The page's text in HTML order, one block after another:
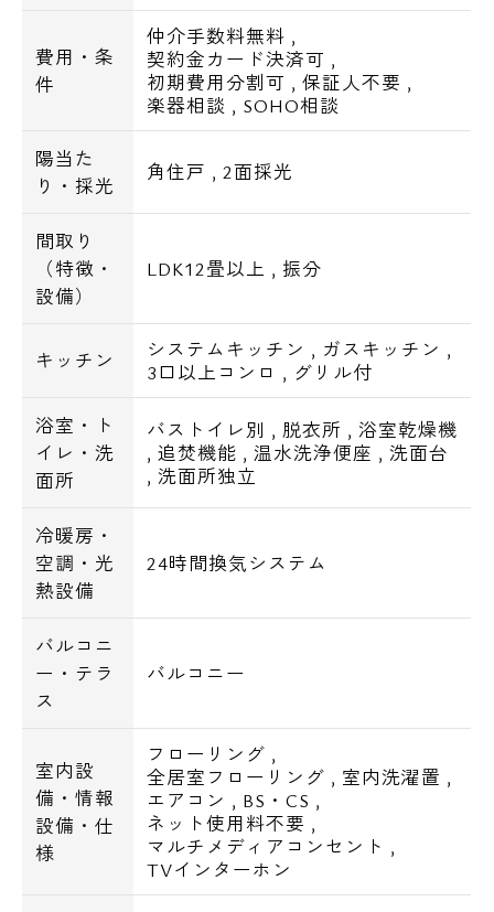
費用・条
件
仲介手数料無料 ,
契約金カード決済可 ,
初期費用分割可 , 保証人不要 ,
楽器相談 , SOHO相談
陽当た
り・採光
角住戸 ,2面採光
間取り
（特徴・
設備）
LDK12畳以上 , 振分
キッチン システムキッチン , ガスキッチン ,
3口以上コンロ , グリル付
浴室・ト
イレ・洗
面所
バストイレ別 , 脱衣所 , 浴室乾燥機
,追焚機能 , 温水洗浄便座 , 洗面台
,洗面所独立
冷暖房・
空調・光
熱設備
24時間換気システム
バルコニ
ー・テラ
ス
バルコニー
室内設
備・情報
設備・仕
様
フローリング ,
全居室フローリング , 室内洗濯置 ,
エアコン , BS・CS ,
ネット使用料不要 ,
マルチメディアコンセント ,
TVインターホン